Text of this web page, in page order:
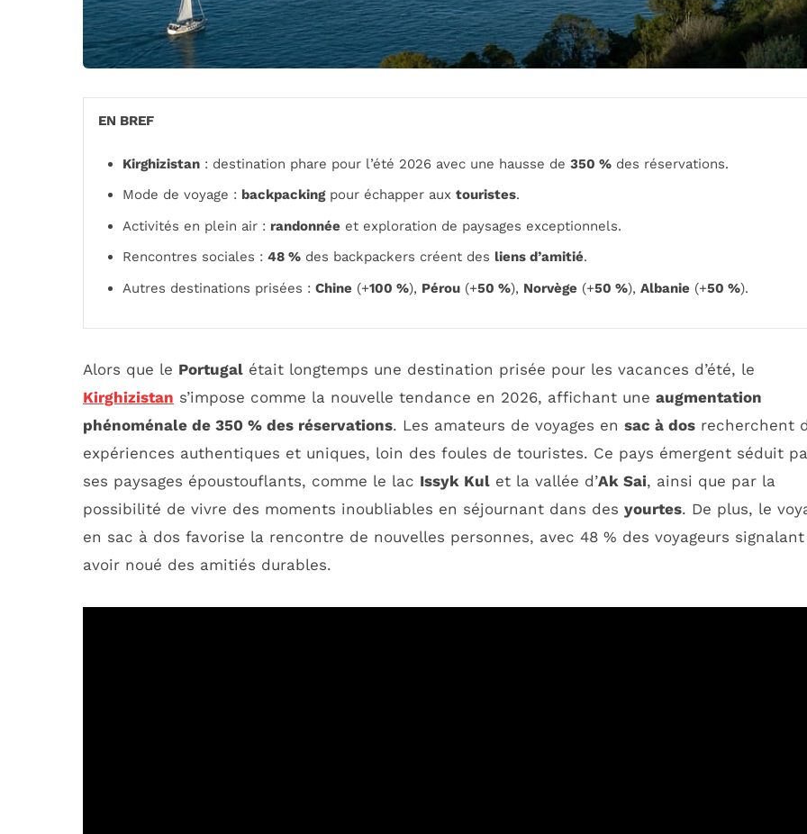
EN BREF
Kirghizistan : destination phare pour l’été 2026 avec une hausse de 350 % des réservations.
Mode de voyage : backpackingpour échapper aux touristes.
Activités en plein air : randonnée et exploration de paysages exceptionnels.
Rencontres sociales : 48 % des backpackers créent des liens d’amitié.
Autres destinations prisées : Chine (+100 %), Pérou (+50 %), Norvège (+50 %), Albanie (+50 %).
Alors que le Portugal était longtemps une destination prisée pour les vacances d’été, le
Kirghizistan s’impose comme la nouvelle tendance en 2026, affichant une augmentation
phénoménale de 350 % des réservations. Les amateurs de voyages en sac à dos recherchent
expériences authentiques et uniques, loin des foules de touristes. Ce pays émergent séduit
ses paysages époustouflants, comme le lac Issyk Kul et la vallée d’Ak Sai, ainsi que par la
possibilité de vivre des moments inoubliables en séjournant dans des yourtes. De plus, le
en sac à dos favorise la rencontre de nouvelles personnes, avec 48 % des voyageurs signalant
avoir noué des amitiés durables.